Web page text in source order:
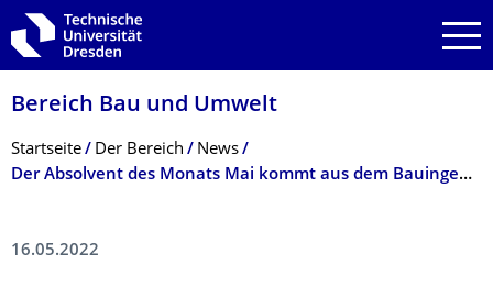
Zur Hauptnavigation springen
Zur Suche springen
Zum Inhalt springen
Bereich Bau und Umwelt
Breadcrumb-Menü
Startseite Der Bereich
News
Der Absolvent des Monats Mai kommt aus dem Bauingenieurwesen
16.05.2022